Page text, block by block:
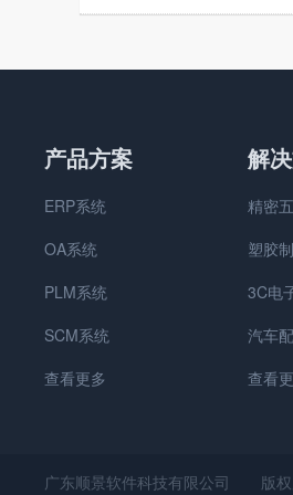
产品方案
ERP系统
OA系统
PLM系统
SCM系统
查看更多
解
精密
塑胶
3C电
汽车
查看
广东顺景软件科技有限公司 版权